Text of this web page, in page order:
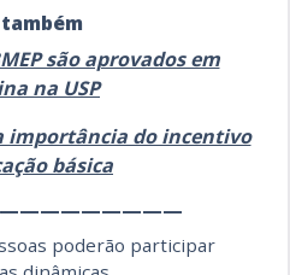
são aprovados em
na USP
importância do incentivo
básica
poderão participar